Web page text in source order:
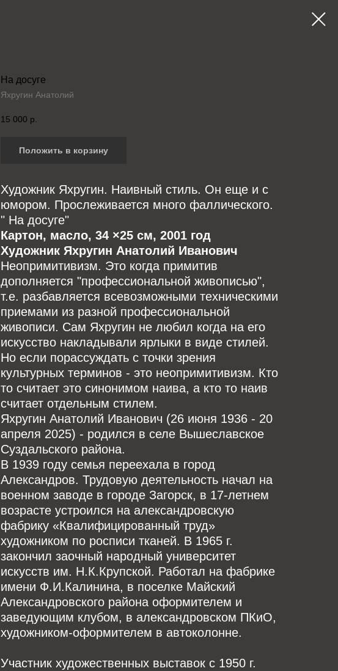
На досуге
Яхругин Анатолий
15 000 р.
Положить в корзину
Художник Яхругин. Наивный стиль. Он еще и с
юмором. Прослеживается много фаллического.
" На досуге"
Картон, масло, 34 ×25 см, 2001 год
Художник Яхругин Анатолий Иванович
Неопримитивизм. Это когда примитив
дополняется "профессиональной живописью",
т.е. разбавляется всевозможными техническими
приемами из разной профессиональной
живописи. Сам Яхругин не любил когда на его
искусство накладывали ярлыки в виде стилей.
Но если порассуждать с точки зрения
культурных терминов - это неопримитивизм. Кто
то считает это синонимом наива, а кто то наив
считает отдельным стилем.
Яхругин Анатолий Иванович (26 июня 1936 - 20
апреля 2025) - родился в селе Вышеславское
Суздальского района.
В 1939 году семья переехала в город
Александров. Трудовую деятельность начал на
военном заводе в городе Загорск, в 17-летнем
возрасте устроился на александровскую
фабрику «Квалифицированный труд»
художником по росписи тканей. В 1965 г.
закончил заочный народный университет
искусств им. Н.К.Крупской. Работал на фабрике
имени Ф.И.Калинина, в поселке Майский
Александровского района оформителем и
заведующим клубом, в александровском ПКиО,
художником-оформителем в автоколонне.
Участник художественных выставок с 1950 г.